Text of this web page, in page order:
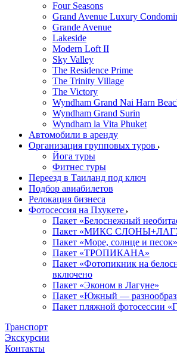
Four Seasons
Grand Avenue Luxury
Grande Avenue
Lakeside
Modern Loft II
Sky Valley
The Residence Prime
The Trinity Village
The Victory
Wyndham Grand Nai Harn
Wyndham Grand Surin
Wyndham la Vita Phuket
Автомобили в аренду
Организация групповых туров
Йога туры
Фитнес туры
Переезд в Таиланд под ключ
Подбор авиабилетов
Релокация бизнеса
Фотоcессия на Пхукете
Пакет «Белоснежный
Пакет «МИКС
Пакет «Море, солнце и
Пакет «ТРОПИКАНА»
Пакет «Фотопикник на
включено
Пакет «Эконом в Лагуне»
Пакет «Южный —
Пакет пляжной фотосессии
Транспорт
Экскурсии
Контакты